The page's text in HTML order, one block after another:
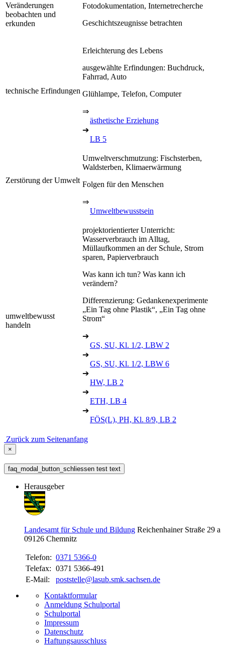
Veränderungen
beobachten und
erkunden
Fotodokumentation, Internetrecherche
Geschichtszeugnisse betrachten
technische Erfindungen
Erleichterung des Lebens
ausgewählte Erfindungen: Buchdruck,
Fahrrad, Auto
Glühlampe, Telefon, Computer
⇒
ästhetische Erziehung
➔
LB 5
Zerstörung der Umwelt
Umweltverschmutzung: Fischsterben,
Waldsterben, Klimaerwärmung
Folgen für den Menschen
⇒
Umweltbewusstsein
umweltbewusst
handeln
projektorientierter Unterricht:
Wasserverbrauch im Alltag,
Müllaufkommen an der Schule, Strom
sparen, Papierverbrauch
Was kann ich tun? Was kann ich
verändern?
Differenzierung: Gedankenexperimente
„Ein Tag ohne Plastik“, „Ein Tag ohne
Strom“
➔
GS, SU, Kl. 1/2, LBW 2
➔
GS, SU, Kl. 1/2, LBW 6
➔
HW, LB 2
➔
ETH, LB 4
➔
FÖS(L), PH, Kl. 8/9, LB 2
Zurück zum Seitenanfang
×
faq_modal_button_schliessen test text
Herausgeber
Landesamt für Schule und Bildung Reichenhainer Straße 29 a
09126 Chemnitz
Telefon: 0371 5366-0
Telefax: 0371 5366-491
E-Mail:
poststelle@lasub.smk.sachsen.de
Kontaktformular
Anmeldung Schulportal
Schulportal
Impressum
Datenschutz
Haftungsausschluss